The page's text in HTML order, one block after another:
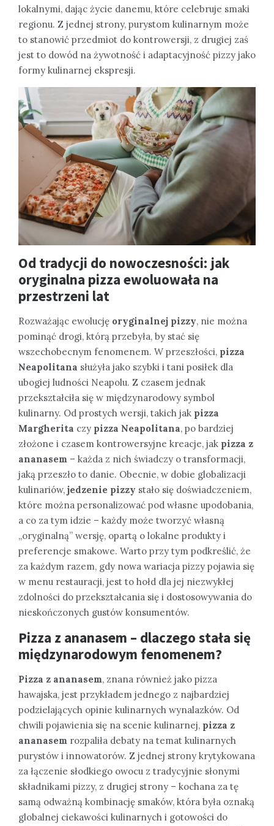
lokalnymi, dając życie danemu, które celebruje smaki
regionu. Z jednej strony, purystom kulinarnym może
to stanowić przedmiot do kontrowersji, z drugiej zaś
jest to dowód na żywotność i adaptacyjność pizzy jako
formy kulinarnej ekspresji.
Od tradycji do nowoczesności: jak
oryginalna pizza ewoluowała na
przestrzeni lat
Rozważając ewolucję oryginalnej pizzy, nie można
pominąć drogi, którą przebyła, by stać się
wszechobecnym fenomenem. W przeszłości, pizza
Neapolitana służyła jako szybki i tani posiłek dla
ubogiej ludności Neapolu. Z czasem jednak
przekształciła się w międzynarodowy symbol
kulinarny. Od prostych wersji, takich jak pizza
Margherita czy pizza Neapolitana, po bardziej
złożone i czasem kontrowersyjne kreacje, jak pizza z
ananasem – każda z nich świadczy o transformacji,
jaką przeszło to danie. Obecnie, w dobie globalizacji
kulinariów, jedzenie pizzy stało się doświadczeniem,
które można personalizować pod własne upodobania,
a co za tym idzie – każdy może tworzyć własną
„oryginalną” wersję, opartą o lokalne produkty i
preferencje smakowe. Warto przy tym podkreślić, że
za każdym razem, gdy nowa wariacja pizzy pojawia się
w menu restauracji, jest to hołd dla jej niezwykłej
zdolności do przekształcania się i dostosowywania do
nieskończonych gustów konsumentów.
Pizza z ananasem – dlaczego stała się
międzynarodowym fenomenem?
Pizza z ananasem, znana również jako pizza
hawajska, jest przykładem jednego z najbardziej
podzielających opinie kulinarnych wynalazków. Od
chwili pojawienia się na scenie kulinarnej, pizza z
ananasem rozpaliła debaty na temat kulinarnych
purystów i innowatorów. Z jednej strony krytykowana
za łączenie słodkiego owocu z tradycyjnie słonymi
składnikami pizzy, z drugiej strony – kochana za tę
samą odważną kombinację smaków, która była oznaką
globalnej ciekawości kulinarnych i gotowości do